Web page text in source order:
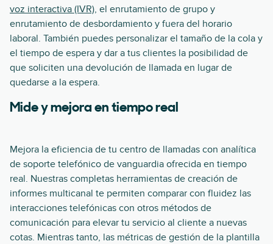
voz interactiva (IVR), el enrutamiento de grupo y
enrutamiento de desbordamiento y fuera del horario
laboral. También puedes personalizar el tamaño de la cola y
el tiempo de espera y dar a tus clientes la posibilidad de
que soliciten una devolución de llamada en lugar de
quedarse a la espera.
Mide y mejora en tiempo real
Mejora la eficiencia de tu centro de llamadas con analítica
de soporte telefónico de vanguardia ofrecida en tiempo
real. Nuestras completas herramientas de creación de
informes multicanal te permiten comparar con fluidez las
interacciones telefónicas con otros métodos de
comunicación para elevar tu servicio al cliente a nuevas
cotas. Mientras tanto, las métricas de gestión de la plantilla